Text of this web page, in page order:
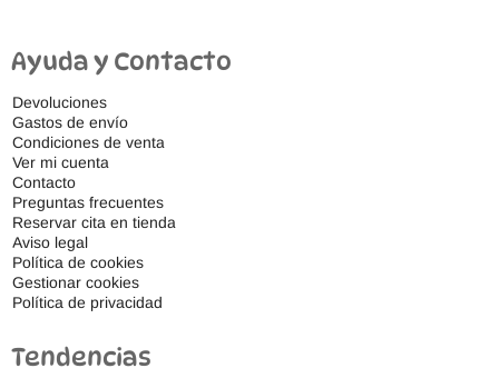
Ayuda y Contacto
Devoluciones
Gastos de envío
Condiciones de venta
Ver mi cuenta
Contacto
Preguntas frecuentes
Reservar cita en tienda
Aviso legal
Política de cookies
Gestionar cookies
Política de privacidad
Tendencias